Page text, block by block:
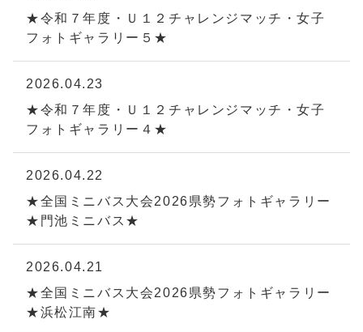
★令和７年度・Ｕ１２チャレンジマッチ・女子
フォトギャラリー５★
2026.04.23
★令和７年度・Ｕ１２チャレンジマッチ・女子
フォトギャラリー４★
2026.04.22
★全国ミニバス大会2026県勢フォトギャラリー
★門池ミニバス★
2026.04.21
★全国ミニバス大会2026県勢フォトギャラリー
★浜松江南★